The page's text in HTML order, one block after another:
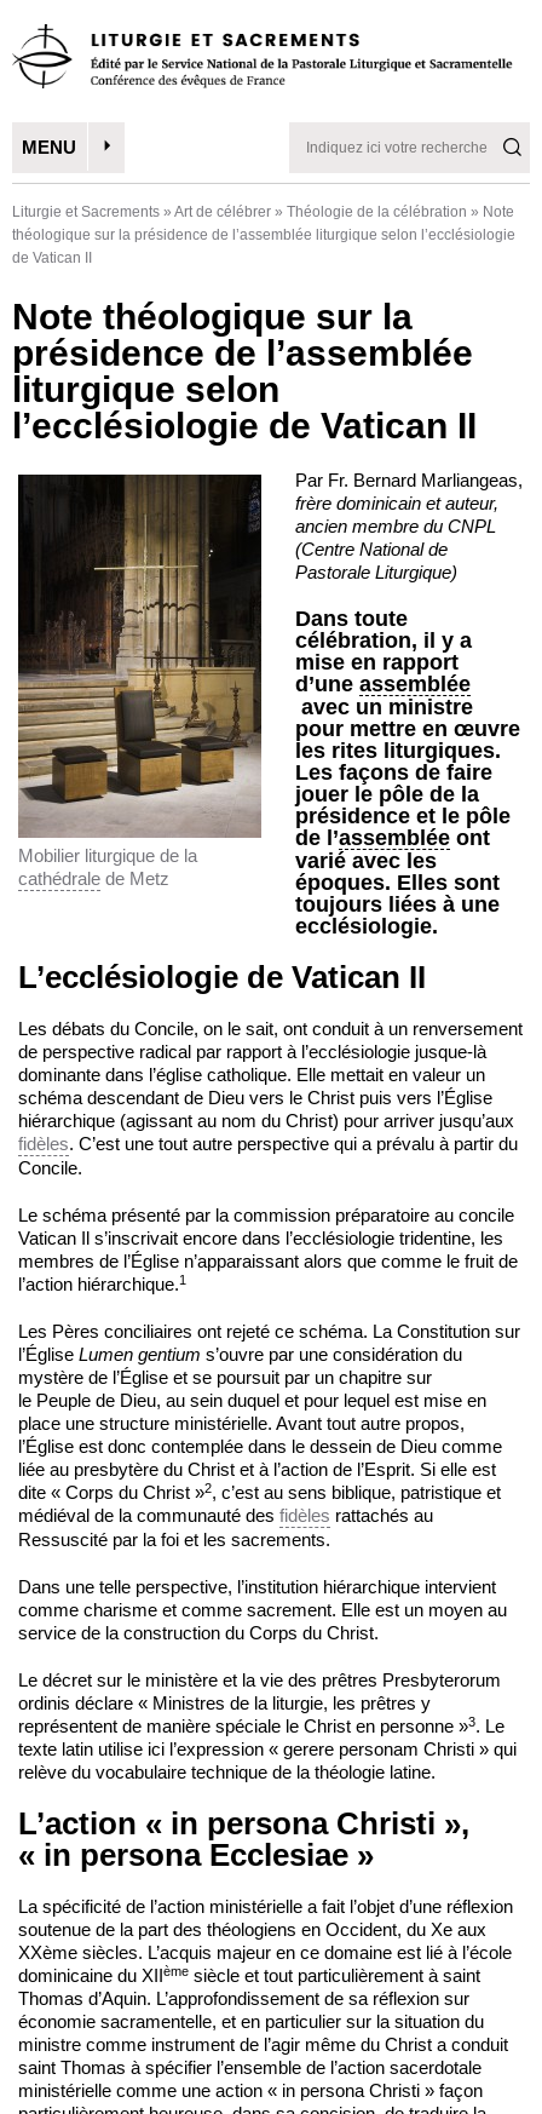
MENU
Liturgie et Sacrements » Art de célébrer » Théologie de la célébration » Note
théologique sur la présidence de l’assemblée liturgique selon l’ecclésiologie
de Vatican II
Note théologique sur la
présidence de l’assemblée
liturgique selon
l’ecclésiologie de Vatican II
Mobilier liturgique de la
cathédrale de Metz
Par Fr. Bernard Marliangeas,
frère dominicain et auteur,
ancien membre du CNPL
(Centre National de
Pastorale Liturgique)
Dans toute
célébration, il y a
mise en rapport
d’une assemblée
avec un ministre
pour mettre en œuvre
les rites liturgiques.
Les façons de faire
jouer le pôle de la
présidence et le pôle
de l’assemblée ont
varié avec les
époques. Elles sont
toujours liées à une
ecclésiologie.
L’ecclésiologie de Vatican II
Les débats du Concile, on le sait, ont conduit à un renversement
de perspective radical par rapport à l’ecclésiologie jusque-là
dominante dans l’église catholique. Elle mettait en valeur un
schéma descendant de Dieu vers le Christ puis vers l’Église
hiérarchique (agissant au nom du Christ) pour arriver jusqu’aux
fidèles. C’est une tout autre perspective qui a prévalu à partir du
Concile.
Le schéma présenté par la commission préparatoire au concile
Vatican Il s’inscrivait encore dans l’ecclésiologie tridentine, les
membres de l’Église n’apparaissant alors que comme le fruit de
l’action hiérarchique.1
Les Pères conciliaires ont rejeté ce schéma. La Constitution sur
l’Église Lumen gentium s’ouvre par une considération du
mystère de l’Église et se poursuit par un chapitre sur
le Peuple de Dieu, au sein duquel et pour lequel est mise en
place une structure ministérielle. Avant tout autre propos,
l’Église est donc contemplée dans le dessein de Dieu comme
liée au presbytère du Christ et à l’action de l’Esprit. Si elle est
dite « Corps du Christ »2, c’est au sens biblique, patristique et
médiéval de la communauté des fidèles rattachés au
Ressuscité par la foi et les sacrements.
Dans une telle perspective, l’institution hiérarchique intervient
comme charisme et comme sacrement. Elle est un moyen au
service de la construction du Corps du Christ.
Le décret sur le ministère et la vie des prêtres Presbyterorum
ordinis déclare « Ministres de la liturgie, les prêtres y
représentent de manière spéciale le Christ en personne »3. Le
texte latin utilise ici l’expression « gerere personam Christi » qui
relève du vocabulaire technique de la théologie latine.
L’action « in persona Christi »,
« in persona Ecclesiae »
La spécificité de l’action ministérielle a fait l’objet d’une réflexion
soutenue de la part des théologiens en Occident, du Xe aux
XXème siècles. L’acquis majeur en ce domaine est lié à l’école
dominicaine du XIIème siècle et tout particulièrement à saint
Thomas d’Aquin. L’approfondissement de sa réflexion sur
économie sacramentelle, et en particulier sur la situation du
ministre comme instrument de l’agir même du Christ a conduit
saint Thomas à spécifier l’ensemble de l’action sacerdotale
ministérielle comme une action « in persona Christi » façon